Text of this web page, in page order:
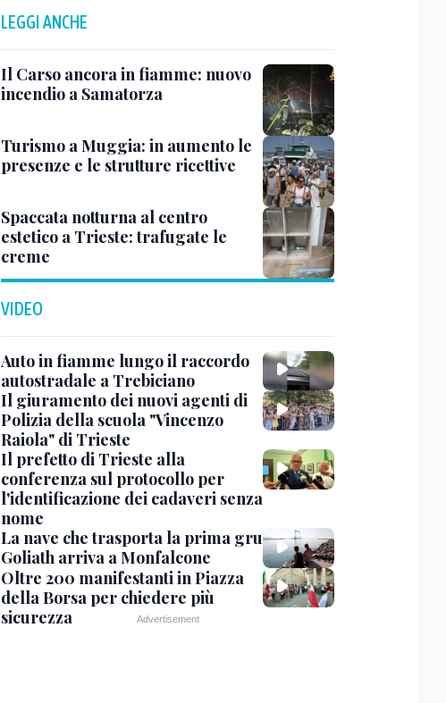
LEGGI ANCHE
Il Carso ancora in fiamme: nuovo
incendio a Samatorza
Turismo a Muggia: in aumento le
presenze e le strutture ricettive
Spaccata notturna al centro
estetico a Trieste: trafugate le
creme
VIDEO
Auto in fiamme lungo il raccordo
autostradale a Trebiciano
Il giuramento dei nuovi agenti di
Polizia della scuola "Vincenzo
Raiola" di Trieste
Il prefetto di Trieste alla
conferenza sul protocollo per
l'identificazione dei cadaveri senza
nome
La nave che trasporta la prima gru
Goliath arriva a Monfalcone
Oltre 200 manifestanti in Piazza
della Borsa per chiedere più
sicurezza